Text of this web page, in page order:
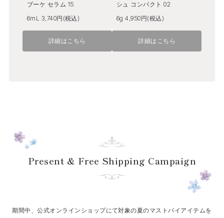
ブーケ セラム 15
6mL 3,740円(税込)
詳細はこちら
シュ コンパクト 02
6g 4,950円(税込)
詳細はこちら
Present & Free Shipping Campaign
期間中、公式オンラインショップにて対象の夏のマストバイアイテムを